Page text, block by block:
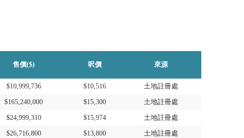
售價($) 呎價 來源
$10,999,736 $10,516 土地註冊處
$165,240,000 $15,300 土地註冊處
$24,999,310 $15,974 土地註冊處
$26,716,800 $13,800 土地註冊處